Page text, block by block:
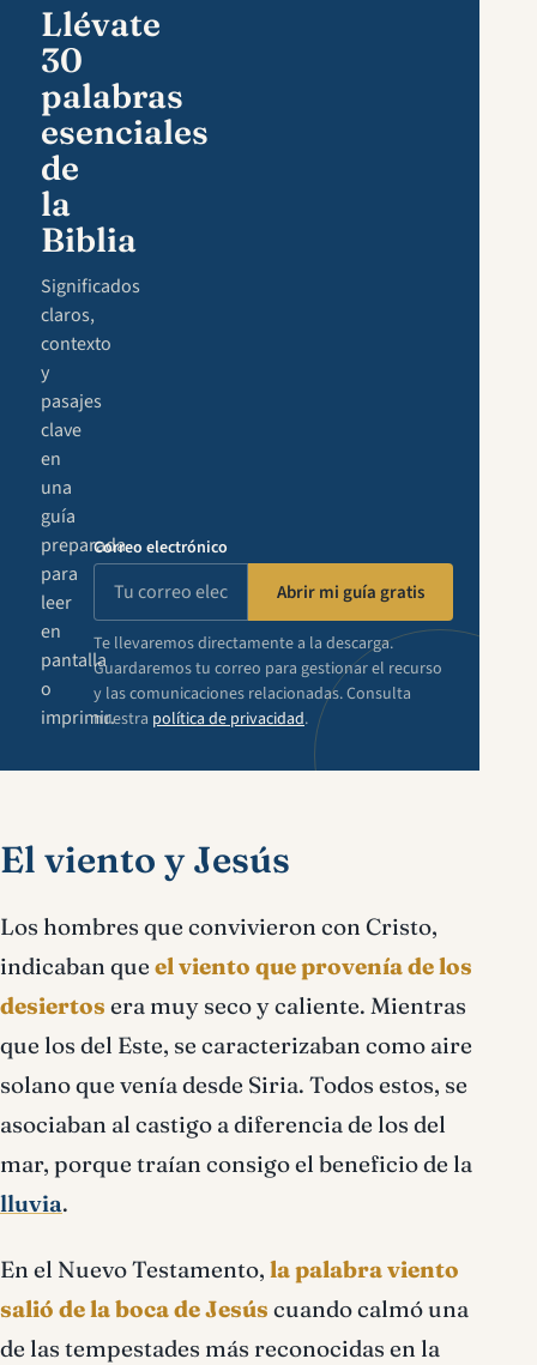
Llévate
30
palabras
esenciales
de
la
Biblia
Significados
claros,
contexto
y
pasajes
clave
en
una
guía
preparada
para
leer
en
pantalla
o
imprimir.
Correo electrónico
Abrir mi guía gratis
Te llevaremos directamente a la descarga.
Guardaremos tu correo para gestionar el recurso
y las comunicaciones relacionadas. Consulta
nuestra política de privacidad.
El viento y Jesús
Los hombres que convivieron con Cristo,
indicaban que el viento que provenía de los
desiertos era muy seco y caliente. Mientras
que los del Este, se caracterizaban como aire
solano que venía desde Siria. Todos estos, se
asociaban al castigo a diferencia de los del
mar, porque traían consigo el beneficio de la
lluvia.
En el Nuevo Testamento, la palabra viento
salió de la boca de Jesús cuando calmó una
de las tempestades más reconocidas en la